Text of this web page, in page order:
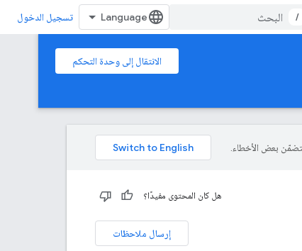
/ تسجيل الدخول
الانتقال إلى وحدة التحكم
هل كان المحتوى مفيدًا؟
إرسال ملاحظات